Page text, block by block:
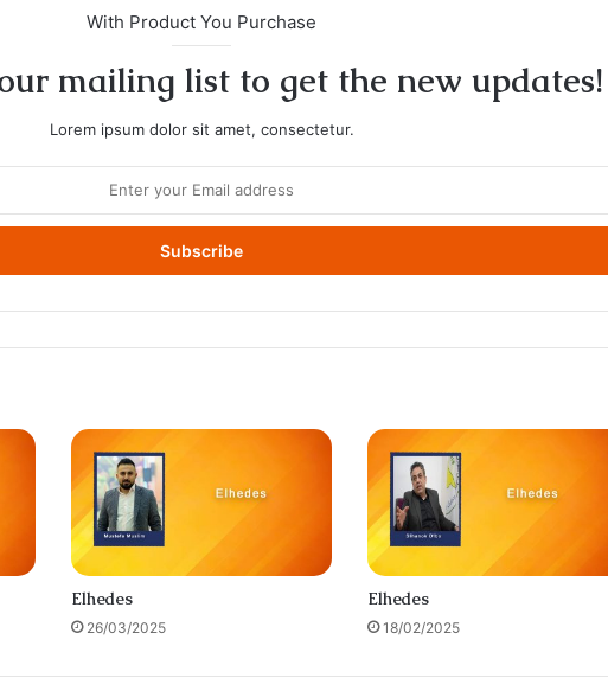
With Product You Purchase
mailing list to get the new updates!
Lorem ipsum dolor sit amet, consectetur.
Elhedes
26/03/2025
Elhedes
18/02/2025